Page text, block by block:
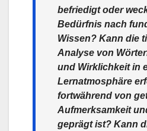
befriedigt oder
Bedürfnis nach
Wissen? Kann die
Analyse von
und Wirklichkeit in
Lernatmosphäre
fortwährend von
Aufmerksamkeit
geprägt ist? Kann